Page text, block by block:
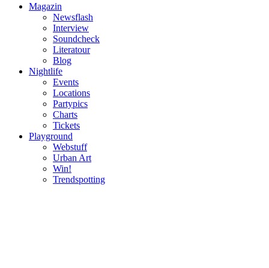
Magazin
Newsflash
Interview
Soundcheck
Literatour
Blog
Nightlife
Events
Locations
Partypics
Charts
Tickets
Playground
Webstuff
Urban Art
Win!
Trendspotting